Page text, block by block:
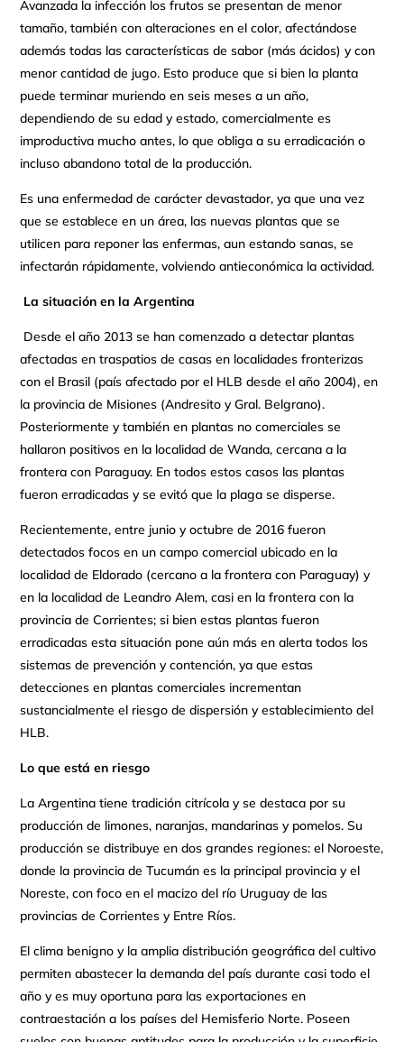
Avanzada la infección los frutos se presentan de menor
tamaño, también con alteraciones en el color, afectándose
además todas las características de sabor (más ácidos) y con
menor cantidad de jugo. Esto produce que si bien la planta
puede terminar muriendo en seis meses a un año,
dependiendo de su edad y estado, comercialmente es
improductiva mucho antes, lo que obliga a su erradicación o
incluso abandono total de la producción.
Es una enfermedad de carácter devastador, ya que una vez
que se establece en un área, las nuevas plantas que se
utilicen para reponer las enfermas, aun estando sanas, se
infectarán rápidamente, volviendo antieconómica la actividad.
La situación en la Argentina
Desde el año 2013 se han comenzado a detectar plantas
afectadas en traspatios de casas en localidades fronterizas
con el Brasil (país afectado por el HLB desde el año 2004), en
la provincia de Misiones (Andresito y Gral. Belgrano).
Posteriormente y también en plantas no comerciales se
hallaron positivos en la localidad de Wanda, cercana a la
frontera con Paraguay. En todos estos casos las plantas
fueron erradicadas y se evitó que la plaga se disperse.
Recientemente, entre junio y octubre de 2016 fueron
detectados focos en un campo comercial ubicado en la
localidad de Eldorado (cercano a la frontera con Paraguay) y
en la localidad de Leandro Alem, casi en la frontera con la
provincia de Corrientes; si bien estas plantas fueron
erradicadas esta situación pone aún más en alerta todos los
sistemas de prevención y contención, ya que estas
detecciones en plantas comerciales incrementan
sustancialmente el riesgo de dispersión y establecimiento del
HLB.
Lo que está en riesgo
La Argentina tiene tradición citrícola y se destaca por su
producción de limones, naranjas, mandarinas y pomelos. Su
producción se distribuye en dos grandes regiones: el Noroeste,
donde la provincia de Tucumán es la principal provincia y el
Noreste, con foco en el macizo del río Uruguay de las
provincias de Corrientes y Entre Ríos.
El clima benigno y la amplia distribución geográfica del cultivo
permiten abastecer la demanda del país durante casi todo el
año y es muy oportuna para las exportaciones en
contraestación a los países del Hemisferio Norte. Poseen